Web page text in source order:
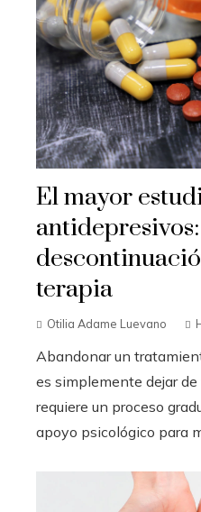
El mayor
antidepresivos:
terapia
Otilia Adame Luevano
Abandonar un
es simplemente dejar
requiere un proceso
apoyo psicológico para